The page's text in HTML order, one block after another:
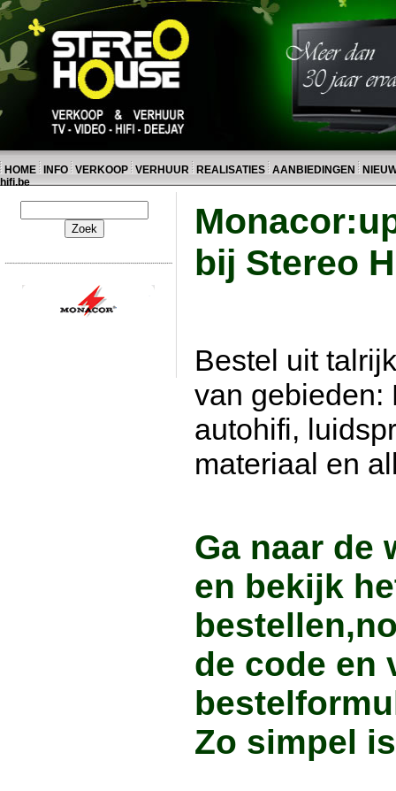
HOME INFO VERKOOP VERHUUR REALISATIES AANBIEDINGEN
hifi.be
bij Stereo
Bestel uit
van gebieden:
autohifi,
materiaal en
Ga naar de
en bekijk
de code en
Zo simpel